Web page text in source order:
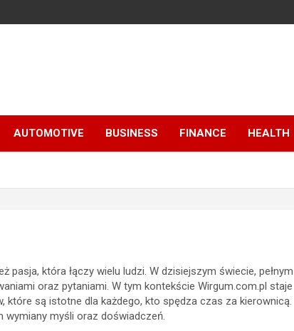
AUTOMOTIVE BUSINESS FINANCE HEALTH
która łączy wielu ludzi. W dzisiejszym świecie, pełnym
oraz pytaniami. W tym kontekście Wirgum.com.pl staje
są istotne dla każdego, kto spędza czas za kierownicą.
wymiany myśli oraz doświadczeń.